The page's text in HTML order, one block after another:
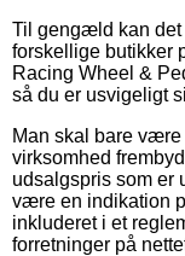
Til gengæld kan
forskellige butikker
Racing Wheel &
så du er usvigeligt
Man skal bare være
virksomhed
udsalgspris som er
være en indikation
inkluderet i et
forretninger på